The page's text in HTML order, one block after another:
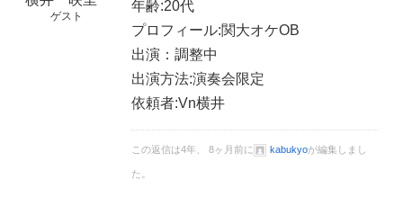
ゲスト
年齢:20代
プロフィール:関大オケOB
出演：調整中
出演方法:演奏会限定
依頼者:Vn横井
この返信は4年、 8ヶ月前に kabukyoが編集しまし
た。